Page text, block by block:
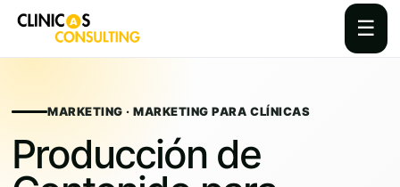
☰
contentMARKETING · MARKETING PARA CLÍNICAS
Producción de